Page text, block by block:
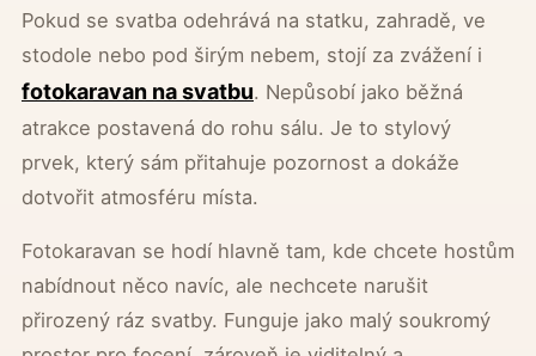
Pokud se svatba odehrává na statku, zahradě, ve
stodole nebo pod širým nebem, stojí za zvážení i
fotokaravan na svatbu. Nepůsobí jako běžná
atrakce postavená do rohu sálu. Je to stylový
prvek, který sám přitahuje pozornost a dokáže
dotvořit atmosféru místa.
Fotokaravan se hodí hlavně tam, kde chcete hostům
nabídnout něco navíc, ale nechcete narušit
přirozený ráz svatby. Funguje jako malý soukromý